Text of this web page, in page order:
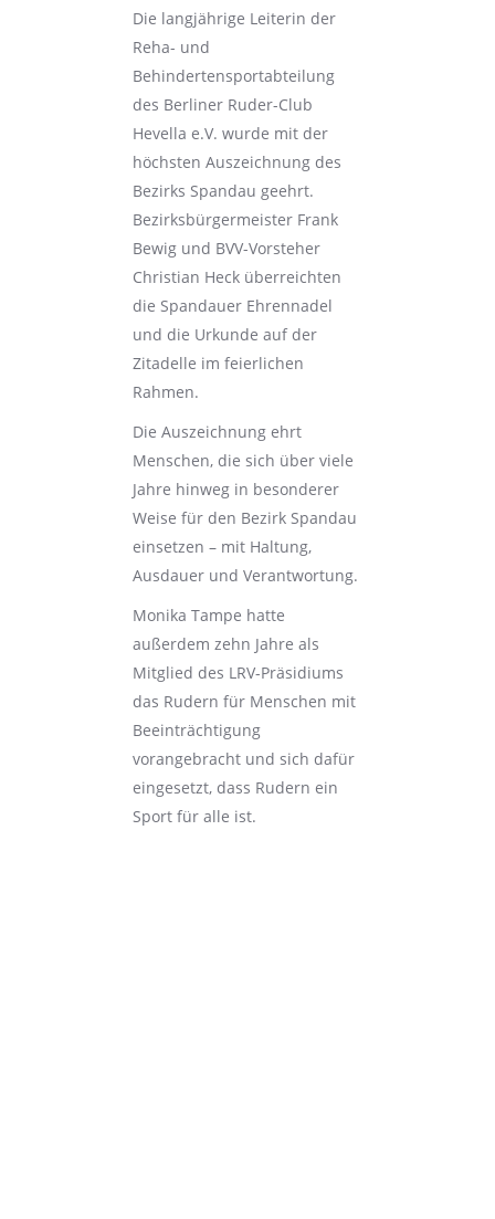
Die langjährige Leiterin der
Reha- und
Behindertensportabteilung
des Berliner Ruder-Club
Hevella e.V. wurde mit der
höchsten Auszeichnung des
Bezirks Spandau geehrt.
Bezirksbürgermeister Frank
Bewig und BVV-Vorsteher
Christian Heck überreichten
die Spandauer Ehrennadel
und die Urkunde auf der
Zitadelle im feierlichen
Rahmen.
Die Auszeichnung ehrt
Menschen, die sich über viele
Jahre hinweg in besonderer
Weise für den Bezirk Spandau
einsetzen – mit Haltung,
Ausdauer und Verantwortung.
Monika Tampe hatte
außerdem zehn Jahre als
Mitglied des LRV-Präsidiums
das Rudern für Menschen mit
Beeinträchtigung
vorangebracht und sich dafür
eingesetzt, dass Rudern ein
Sport für alle ist.